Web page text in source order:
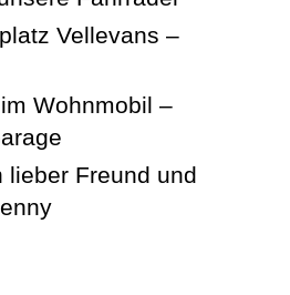
Vellevans –
Wohnmobil –
lieber Freund und